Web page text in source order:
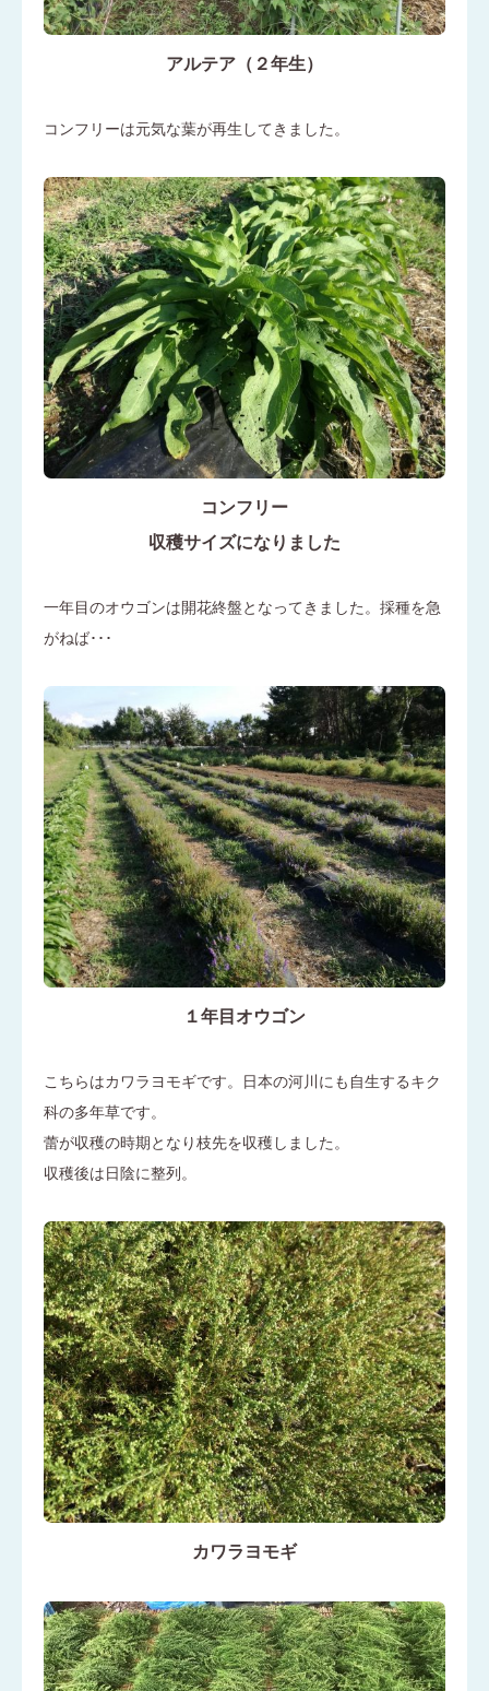
アルテア（２年生）
コンフリーは元気な葉が再生してきました。
コンフリー
収穫サイズになりました
一年目のオウゴンは開花終盤となってきました。採種を急
がねば･･･
１年目オウゴン
こちらはカワラヨモギです。日本の河川にも自生するキク
科の多年草です。
蕾が収穫の時期となり枝先を収穫しました。
収穫後は日陰に整列。
カワラヨモギ